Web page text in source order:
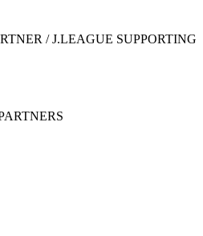
/ J.LEAGUE SUPPORTING